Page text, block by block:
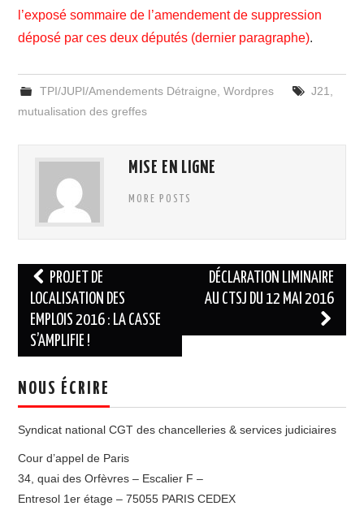
l’exposé sommaire de l’amendement de suppression
déposé par ces deux députés (dernier paragraphe).
TPI/JUPI/Amendements Détraigne Wordpres J21
mutualisation des greffes
MISE EN LIGNE
MORE POSTS
Navigation
des
articles
PROJET DE
LOCALISATION DES
EMPLOIS 2016 : LA CASSE
S’AMPLIFIE !
DÉCLARATION LIMINAIRE
AU CTSJ DU 12 MAI 2016
NOUS ÉCRIRE
Syndicat national CGT des chancelleries & services judiciaires
Cour d’appel de Paris
34, quai des Orfèvres – Escalier F –
Entresol 1er étage – 75055 PARIS CEDEX